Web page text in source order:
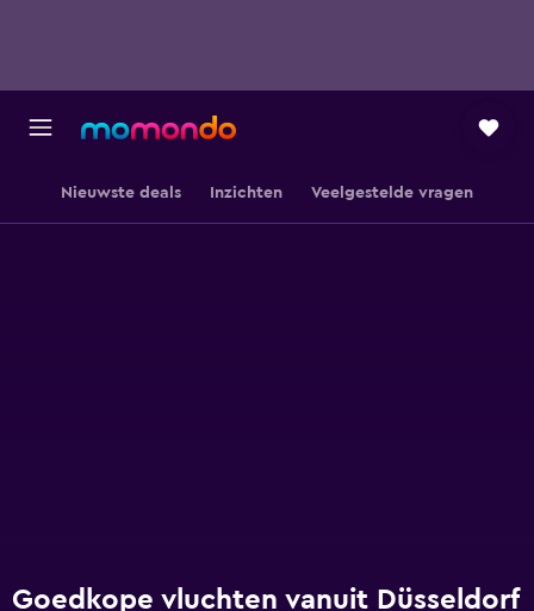
Nieuwste deals Inzichten Veelgestelde vragen
Goedkope vluchten vanuit Düsseldorf